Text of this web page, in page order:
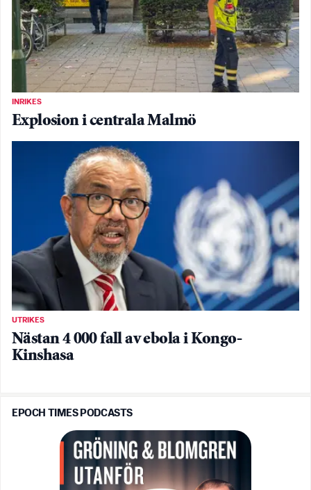
INRIKES
Explosion i centrala Malmö
UTRIKES
Nästan 4 000 fall av ebola i Kongo-
Kinshasa
EPOCH TIMES PODCASTS